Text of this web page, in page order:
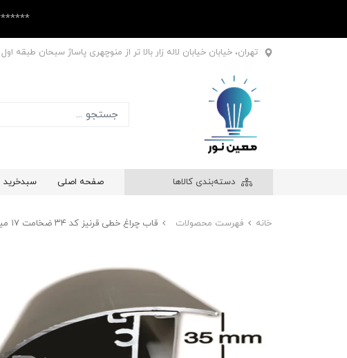
تهران، خیابان خیابان لاله زار بالا تر از منوچهری پاساژ سبحان طبقه اول پلاک ۱۰1
دسته‌بندی کالاها صفحه اصلی سبدخرید
خانه فهرست محصولات قاب چراغ خطی قرنیز کد ۳۴ ضخامت ۱۷ میل ارتفاع ۴۴/۵ میلی متر